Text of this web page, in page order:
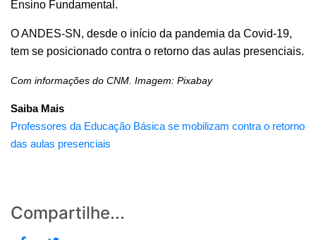
Ensino Fundamental.
O ANDES-SN, desde o início da pandemia da Covid-19,
tem se posicionado contra o retorno das aulas presenciais.
Com informações do CNM. Imagem: Pixabay
Saiba Mais
Professores da Educação Básica se mobilizam contra o retorno
das aulas presenciais
Compartilhe...